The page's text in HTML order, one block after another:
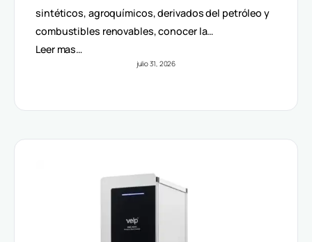
sintéticos, agroquímicos, derivados del petróleo y
combustibles renovables, conocer la…
Leer mas…
julio 31, 2026